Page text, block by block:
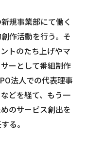
規事業部にて働く
作活動を行う。そ
トのたち上げやマ
ーとして番組制作
法人での代表理事
どを経て、もう一
のサービス創出を
る。